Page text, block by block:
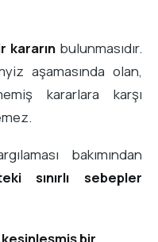
kararınbulunmasıdır.
aşamasında olan,
kararlara karşı
bakımından
sınırlı sebepler
bir